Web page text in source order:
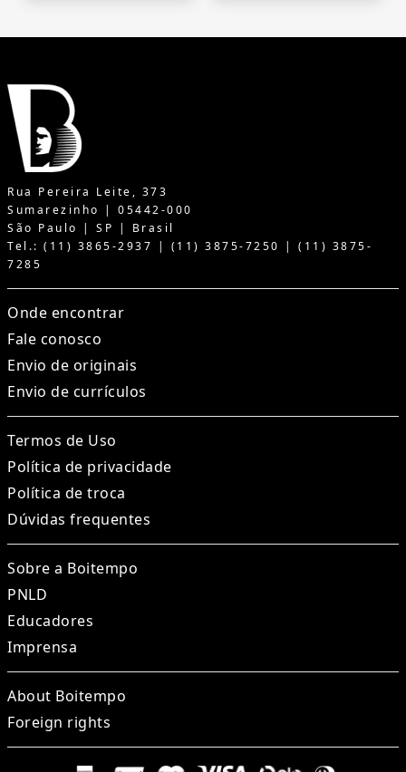
Rua Pereira Leite, 373
Sumarezinho | 05442-000
São Paulo | SP | Brasil
Tel.: (11) 3865-2937 | (11) 3875-7250 | (11) 3875-
7285
Onde encontrar
Fale conosco
Envio de originais
Envio de currículos
Termos de Uso
Política de privacidade
Política de troca
Dúvidas frequentes
Sobre a Boitempo
PNLD
Educadores
Imprensa
About Boitempo
Foreign rights